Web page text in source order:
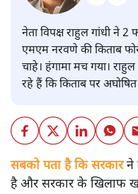
नेता विपक्ष राहुल गांधी ने
एमएम नरवणे की किताब
चाहे। हंगामा मच गया।
रहे हैं कि किताब पर
सबको पता है कि सरकारने
है और सरकार के खिलाफ